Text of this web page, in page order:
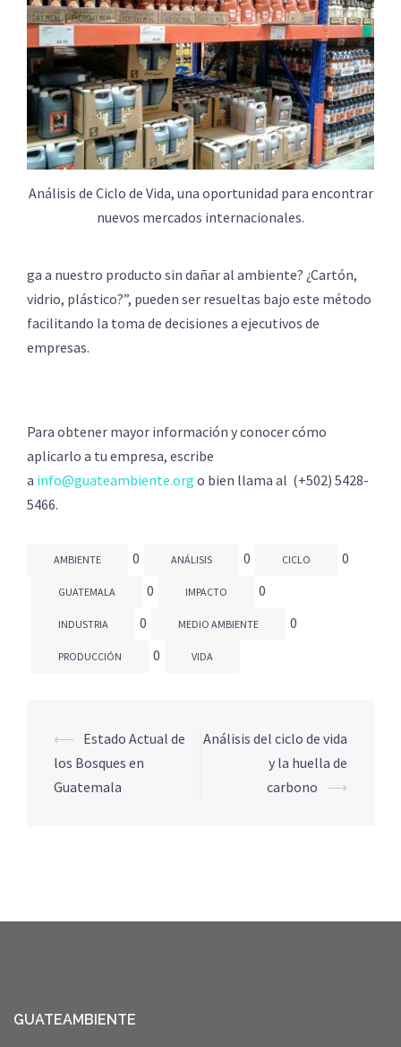
Análisis de Ciclo de Vida, una oportunidad para encontrar
nuevos mercados internacionales.
ga a nuestro producto sin dañar al ambiente? ¿Cartón,
vidrio, plástico?”, pueden ser resueltas bajo este método
facilitando la toma de decisiones a ejecutivos de
empresas.
Para obtener mayor información y conocer cómo
aplicarlo a tu empresa, escribe
a info@guateambiente.org o bien llama al (+502) 5428-
5466.
AMBIENTE 0 ANÁLISIS 0 CICLO 0
GUATEMALA 0 IMPACTO 0
INDUSTRIA 0 MEDIO AMBIENTE 0
PRODUCCIÓN 0 VIDA
Navegación
de
entradas
⟵ Estado Actual de
los Bosques en
Guatemala
Análisis del ciclo de vida
y la huella de
carbono ⟶
GUATEAMBIENTE